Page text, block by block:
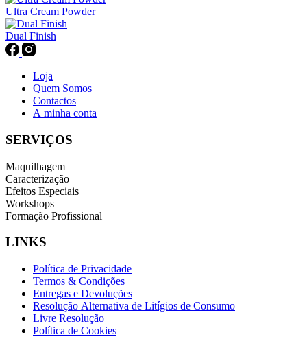
Ultra Cream Powder
Dual Finish
Loja
Quem Somos
Contactos
A minha conta
SERVIÇOS
Maquilhagem
Caracterização
Efeitos Especiais
Workshops
Formação Profissional
LINKS
Política de Privacidade
Termos & Condições
Entregas e Devoluções
Resolução Alternativa de Litígios de Consumo
Livre Resolução
Política de Cookies